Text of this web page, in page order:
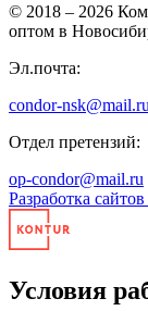
© 2018 – 2026
оптом в
Эл.почта:
condor-nsk@mail.ru
Отдел претензий:
op-condor@mail.ru
Разработка
Условия